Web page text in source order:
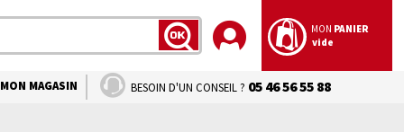
LANCER
MON PANIER
vide
MON MAGASIN BESOIN D'UN CONSEIL ? 05 46 56 55 88